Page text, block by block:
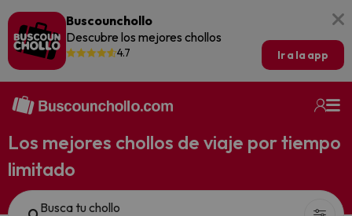
Buscounchollo
Descubre los mejores chollos
4.7 Ir a la app
Los mejores chollos de viaje por tiempo
limitado
Busca tu chollo